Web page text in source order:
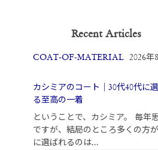
Recent Articles
COAT-OF-MATERIAL 2026年
カシミアのコート｜30代40代に
る至高の一着
ということで、カシミア。 毎年
ですが、結局のところ多くの方
に選ばれるのは...